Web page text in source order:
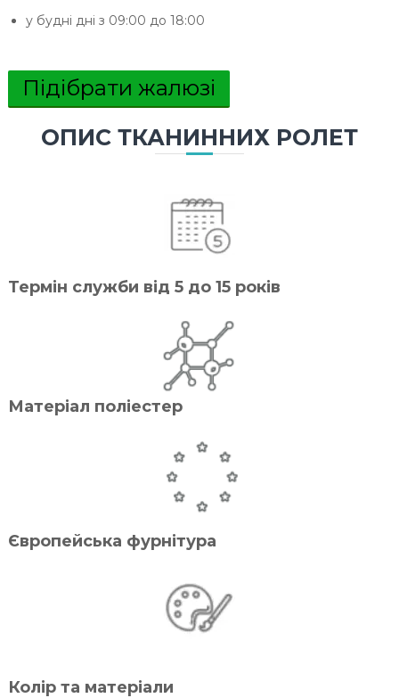
у будні дні з 09:00 до 18:00
Підібрати жалюзі
ОПИС ТКАНИННИХ РОЛЕТ
Термін служби від 5 до 15 років
Матеріал поліестер
Європейська фурнітура
Колір та матеріали